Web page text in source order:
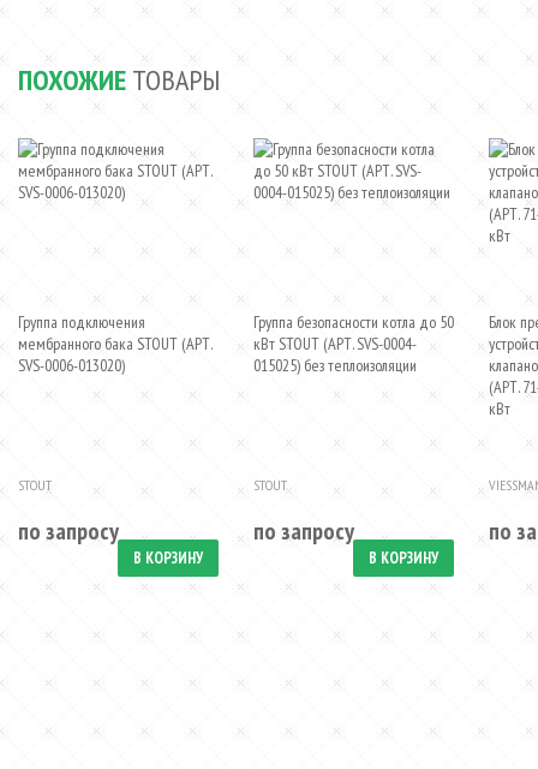
ПОХОЖИЕТОВАРЫ
Группа подключения
мембранного бака STOUT (АРТ.
SVS-0006-013020)
STOUT
по запросу
В КОРЗИНУ
Группа безопасности котла до 50
кВт STOUT (АРТ. SVS-0004-
015025) без теплоизоляции
STOUT
по запросу
В КОРЗИНУ
Блок
(АРТ.
кВт
по